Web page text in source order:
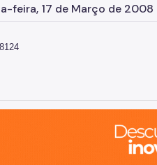
feira, 17 de Março de 2008
cidade inteligente,